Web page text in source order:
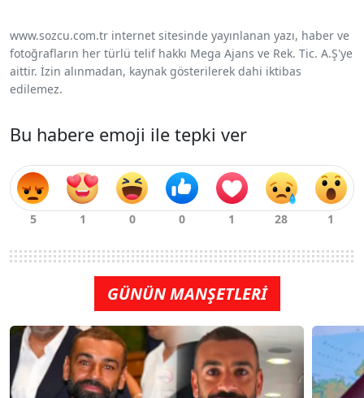
www.sozcu.com.tr internet sitesinde yayınlanan yazı, haber ve
fotoğrafların her türlü telif hakkı Mega Ajans ve Rek. Tic. A.Ş'ye
aittir. İzin alınmadan, kaynak gösterilerek dahi iktibas
edilemez.
Bu habere emoji ile tepki ver
GÜNÜN MANŞETLERİ